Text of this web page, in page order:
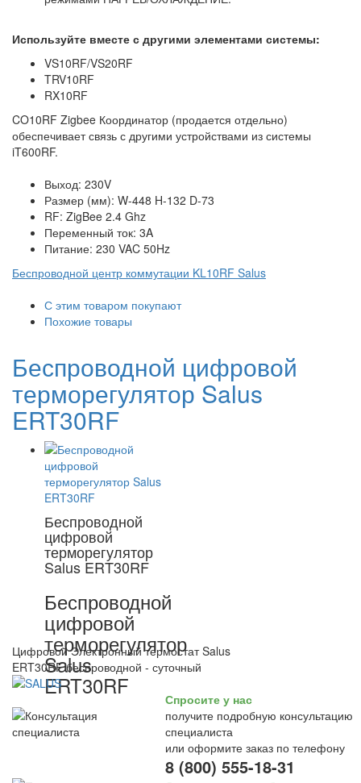
Используйте вместе с другими элементами системы:
VS10RF/VS20RF
TRV10RF
RX10RF
CO10RF Zigbee Координатор (продается отдельно)
обеспечивает связь с другими устройствами из системы
iT600RF.
Выход: 230V
Размер (мм): W-448 H-132 D-73
RF: ZigBee 2.4 Ghz
Переменный ток: 3A
Питание: 230 VAC 50Hz
Беспроводной центр коммутации KL10RF Salus
С этим товаром покупают
Похожие товары
Беспроводной цифровой
терморегулятор Salus
ERT30RF
Беспроводной
цифровой
терморегулятор
Salus ERT30RF
Беспроводной
цифровой
терморегулятор
Salus
ERT30RF
Цифровой Электронный термостат Salus
ERT30RF беспроводной - суточный
Спросите у нас
получите подробную консультацию
специалиста
или оформите заказ по телефону
8 (800) 555-18-31